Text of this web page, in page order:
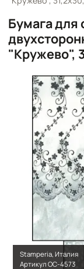
Бумага для
"Кружево",
Stamperia, Италия
Артикул OC-4573